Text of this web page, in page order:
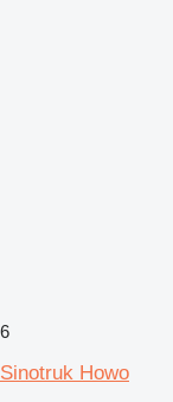
6
Sinotruk Howo